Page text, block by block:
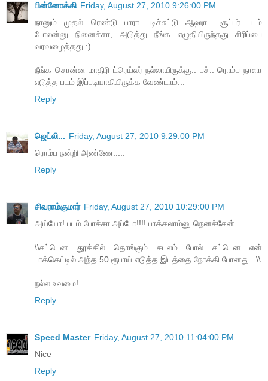
பின்னோக்கி Friday, August 27, 2010 9:26:00 PM
நானும் முதல் ரெண்டு பாரா படிச்சுட்டு ஆஹா.. சூப்பர் படம்
போலன்னு நினைச்சா, அடுத்து நீங்க எழுதியிருந்தது சிரிப்பை
வரவழைத்தது :).
நீங்க சொன்ன மாதிரி ட்ரெய்லர் நல்லாயிருக்கு.. பச்.. ரொம்ப நாளா
எடுத்த படம் இப்படியாகியிருக்க வேண்டாம்...
Reply
ஜெட்லி... Friday, August 27, 2010 9:29:00 PM
ரொம்ப நன்றி அண்ணே.....
Reply
சிவராம்குமார் Friday, August 27, 2010 10:29:00 PM
அய்யோ! படம் போச்சா அப்போ!!!! பாக்கலாம்னு நெனச்சேன்...
\\சட்டென தூக்கில் தொங்கும் சடலம் போல் சட்டென என்
பாக்கெட்டில் அந்த 50 ரூபாய் எடுத்த இடத்தை நோக்கி போனது...\\
நல்ல உவமை!
Reply
Speed Master Friday, August 27, 2010 11:04:00 PM
Nice
Reply